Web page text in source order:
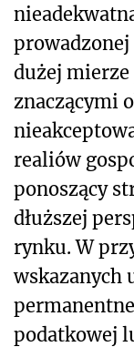
prowadzonej
dużej
znaczącymi
realiów
ponoszący
dłuższej
rynku. W
wskazanych
podatkowej